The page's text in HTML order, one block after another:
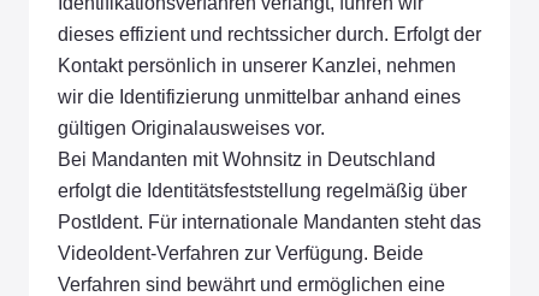
dieses effizient und rechtssicher durch. Erfolgt der
Kontakt persönlich in unserer Kanzlei, nehmen
wir die Identifizierung unmittelbar anhand eines
gültigen Originalausweises vor.
Bei Mandanten mit Wohnsitz in Deutschland
erfolgt die Identitätsfeststellung regelmäßig über
PostIdent. Für internationale Mandanten steht das
VideoIdent-Verfahren zur Verfügung. Beide
Verfahren sind bewährt und ermöglichen eine